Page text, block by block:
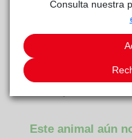
reside
COMENTARIOS
Carácter
Este animal aún
Consulta nuestra